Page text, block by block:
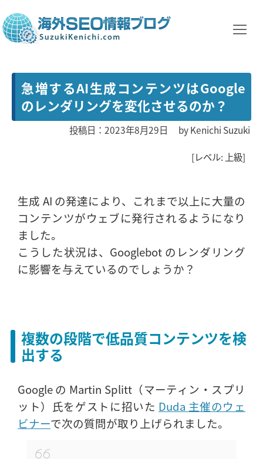
急増するAI生成コンテンツはGoogle
のレンダリングを変化させるのか？
投稿日：2023年8月29日 byKenichi Suzuki
[レベル: 上級]
生成 AI の発達により、これまで以上に大量の
コンテンツがウェブに発行されるようになり
ました。
こうした状況は、Googlebot のレンダリング
に影響を与えているのでしょうか？
複数の段階で低品質コンテンツを検
出する
Google の Martin Splitt（マーティン・スプリ
ット）氏をゲストに招いた Duda 主催のウェ
ビナーで次の質問が取り上げられました。